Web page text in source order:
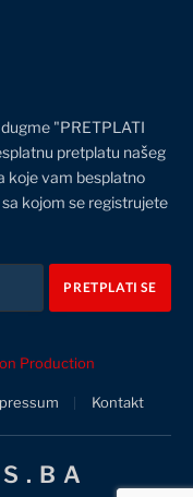
"PRETPLATI
pretplatu našeg
koje vam besplatno
kojom se registrujete
Production
Kontakt